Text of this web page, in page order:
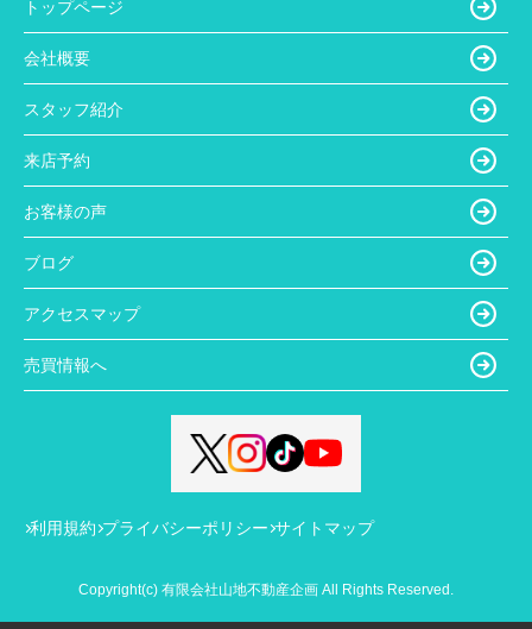
トップページ
会社概要
スタッフ紹介
来店予約
お客様の声
ブログ
アクセスマップ
売買情報へ
利用規約 プライバシーポリシー サイトマップ
Copyright(c) 有限会社山地不動産企画 All Rights Reserved.